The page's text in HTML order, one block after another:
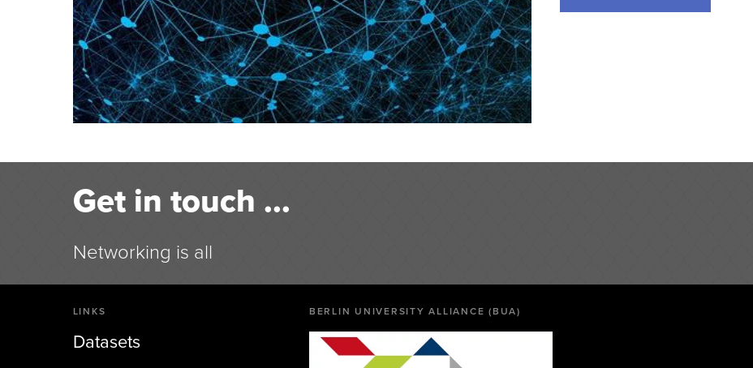
Get in touch ...
Networking is all
LINKS
Datasets
BERLIN UNIVERSITY ALLIANCE (BUA)